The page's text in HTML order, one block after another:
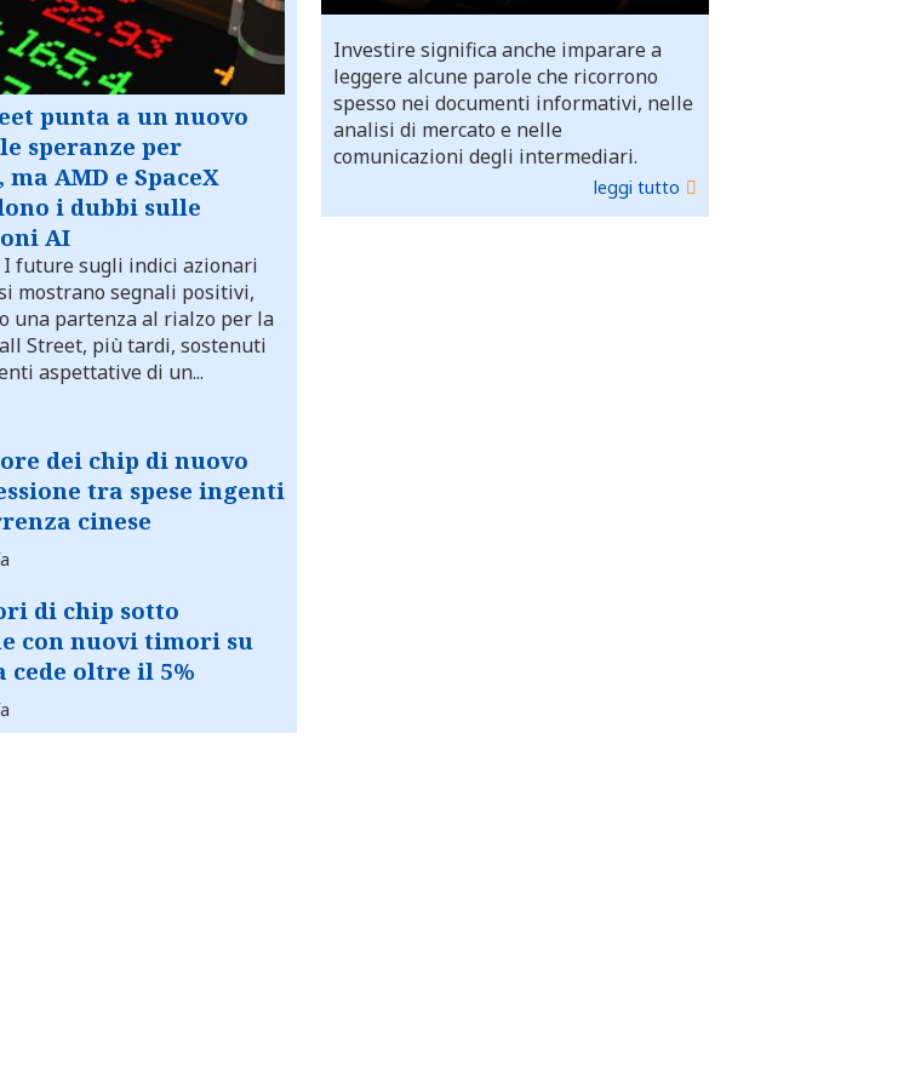
punta a un nuovo
speranze per
AMD e SpaceX
i dubbi sulle
AI
I future sugli indici azionari
mostrano segnali positivi,
una partenza al rialzo per la
Street, più tardi, sostenuti
aspettative di un...
dei chip di nuovo
tra spese ingenti
cinese
di chip sotto
con nuovi timori su
cede oltre il 5%
Investire significa anche imparare a
leggere alcune parole che ricorrono
spesso nei documenti informativi, nelle
analisi di mercato e nelle
comunicazioni degli intermediari.
leggi tutto